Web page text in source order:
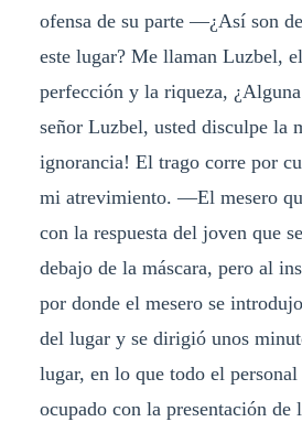
ofensa de su parte —¿Así son
este lugar? Me llaman Luzbel,
perfección y la riqueza,
señor Luzbel, usted disculpe la
ignorancia! El trago corre por
mi atrevimiento. —El mesero
con la respuesta del joven que
debajo de la máscara, pero al
por donde el mesero se
del lugar y se dirigió unos
lugar, en lo que todo el personal
ocupado con la presentación de